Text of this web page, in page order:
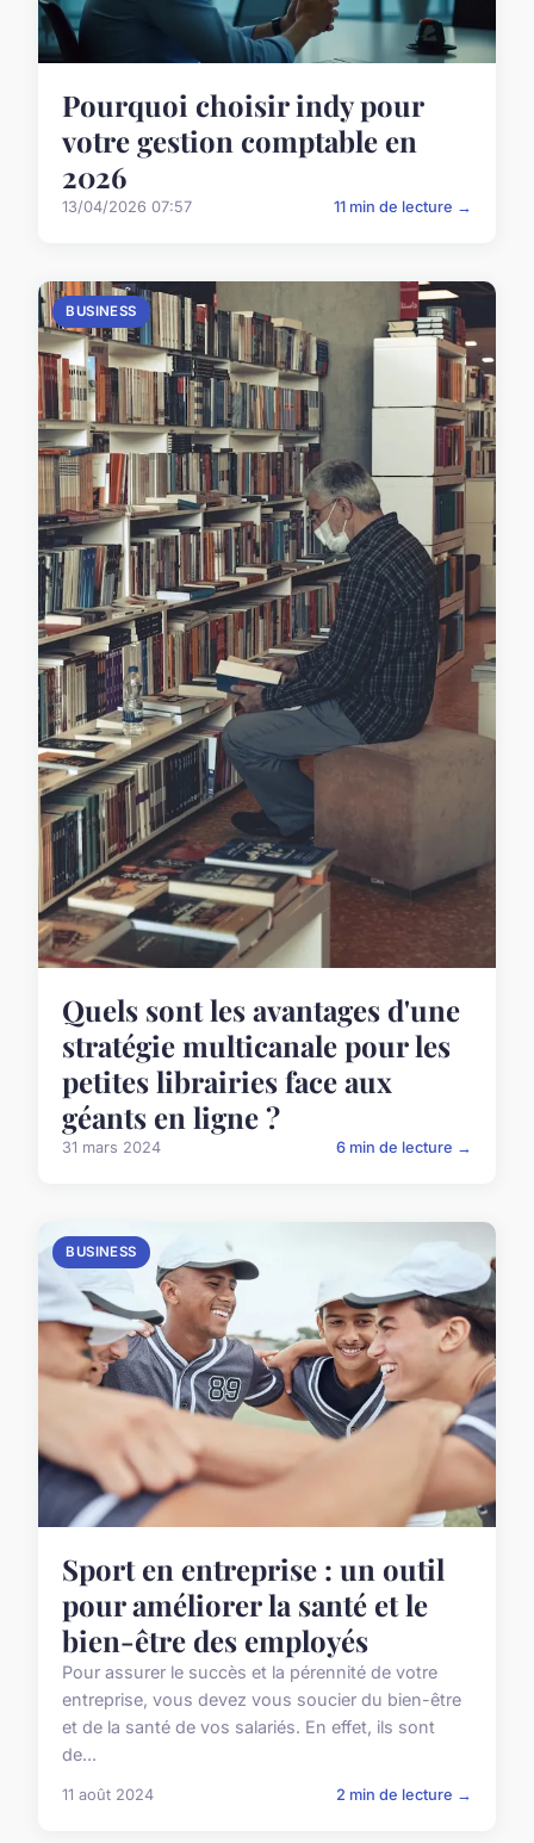
Pourquoi choisir indy pour
votre gestion comptable en
2026
13/04/2026 07:57 11 min de lecture →
BUSINESS
Quels sont les avantages d'une
stratégie multicanale pour les
petites librairies face aux
géants en ligne ?
31 mars 2024 6 min de lecture →
BUSINESS
Sport en entreprise : un outil
pour améliorer la santé et le
bien-être des employés
Pour assurer le succès et la pérennité de votre
entreprise, vous devez vous soucier du bien-être
et de la santé de vos salariés. En effet, ils sont
de...
11 août 2024 2 min de lecture →